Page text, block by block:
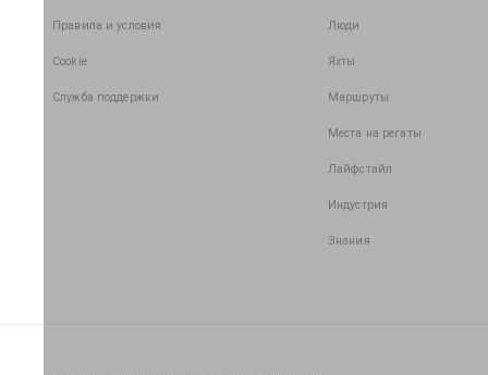
Правила и условия
Cookie
Служба поддержки
Люди
Яхты
Маршруты
Места на регаты
Лайфстайл
Индустрия
Знания